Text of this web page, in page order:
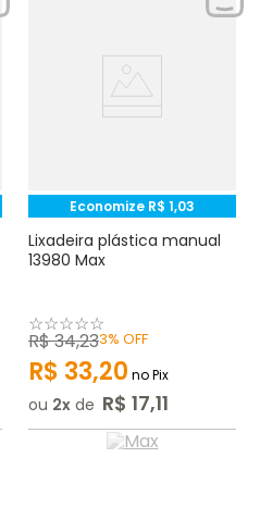
Economize R$ 1,03
Lixadeira plástica manual
13980 Max
☆☆☆☆☆
R$34,233% OFF
R$ 33,20 no Pix
ou 2 de R$ 17,11